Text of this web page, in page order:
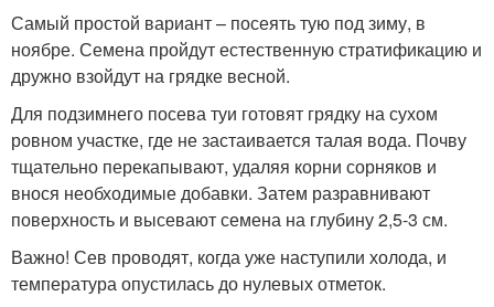
Самый простой вариант – посеять тую под зиму, в
ноябре. Семена пройдут естественную стратификацию и
дружно взойдут на грядке весной.
Для подзимнего посева туи готовят грядку на сухом
ровном участке, где не застаивается талая вода. Почву
тщательно перекапывают, удаляя корни сорняков и
внося необходимые добавки. Затем разравнивают
поверхность и высевают семена на глубину 2,5-3 см.
Важно! Сев проводят, когда уже наступили холода, и
температура опустилась до нулевых отметок.